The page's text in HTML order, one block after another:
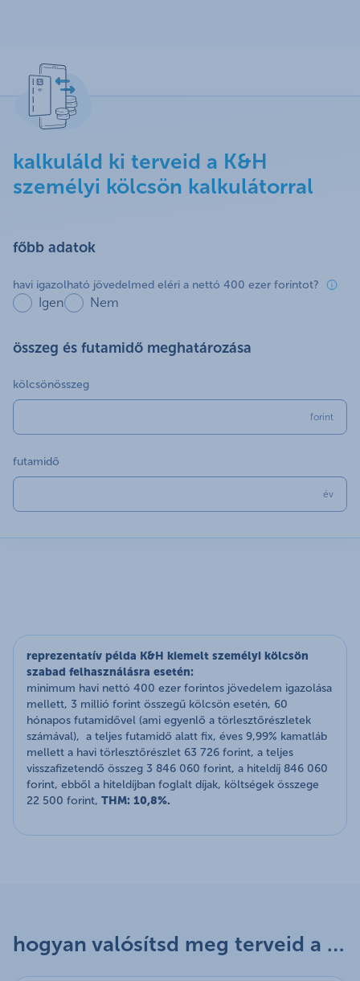
kalkuláld ki terveid a K&H
személyi kölcsön kalkulátorral
főbb adatok
havi igazolható jövedelmed eléri a nettó 400 ezer forintot?
Igen Nem
összeg és futamidő meghatározása
kölcsönösszeg
forint
futamidő
év
reprezentatív példa K&H kiemelt személyi kölcsön
szabad felhasználásra esetén:
minimum havi nettó 400 ezer forintos jövedelem igazolása
mellett, 3 millió forint összegű kölcsön esetén, 60
hónapos futamidővel (ami egyenlő a törlesztőrészletek
számával), a teljes futamidő alatt fix, éves 9,99% kamatláb
mellett a havi törlesztőrészlet 63 726 forint, a teljes
visszafizetendő összeg 3 846 060 forint, a hiteldíj 846 060
forint, ebből a hiteldíjban foglalt díjak, költségek összege
22 500 forint, THM: 10,8%.
hogyan valósítsd meg terveid a K&H személyi kölcsönnel?